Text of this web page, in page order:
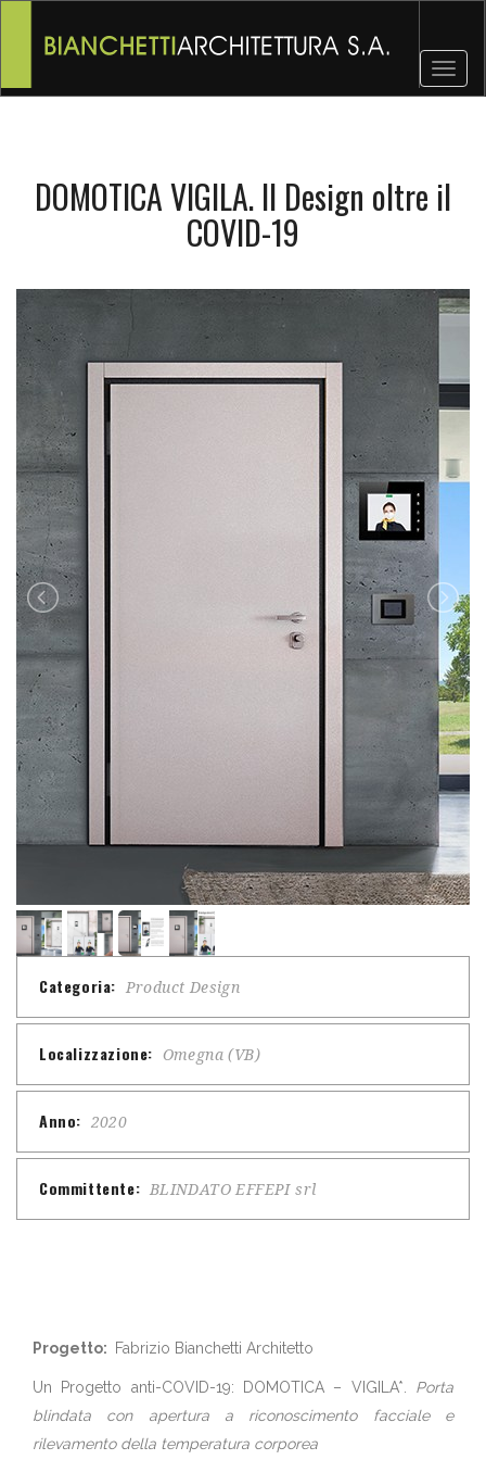
DOMOTICA VIGILA. Il Design oltre il
COVID-19
Categoria: Product Design
Localizzazione: Omegna (VB)
Anno: 2020
Committente: BLINDATO EFFEPI srl
Progetto: Fabrizio Bianchetti Architetto
Un Progetto anti-COVID-19: DOMOTICA – VIGILA*. Porta
blindata con apertura a riconoscimento facciale e
rilevamento della temperatura corporea